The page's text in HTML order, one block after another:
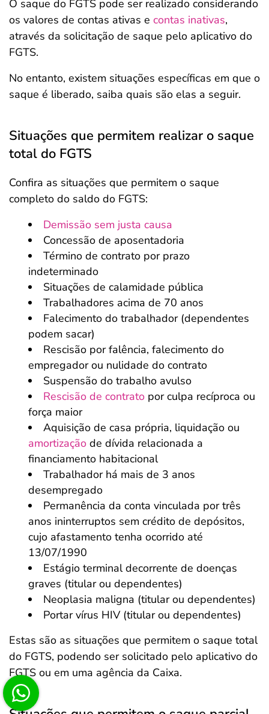
O saque do FGTS pode ser realizado considerando
os valores de contas ativas e contas inativas,
através da solicitação de saque pelo aplicativo do
FGTS.
No entanto, existem situações específicas em que o
saque é liberado, saiba quais são elas a seguir.
Situações que permitem realizar o saque
total do FGTS
Confira as situações que permitem o saque
completo do saldo do FGTS:
Demissão sem justa causa
Concessão de aposentadoria
Término de contrato por prazo
indeterminado
Situações de calamidade pública
Trabalhadores acima de 70 anos
Falecimento do trabalhador (dependentes
podem sacar)
Rescisão por falência, falecimento do
empregador ou nulidade do contrato
Suspensão do trabalho avulso
Rescisão de contrato por culpa recíproca ou
força maior
Aquisição de casa própria, liquidação ou
amortização de dívida relacionada a
financiamento habitacional
Trabalhador há mais de 3 anos
desempregado
Permanência da conta vinculada por três
anos ininterruptos sem crédito de depósitos,
cujo afastamento tenha ocorrido até
13/07/1990
Estágio terminal decorrente de doenças
graves (titular ou dependentes)
Neoplasia maligna (titular ou dependentes)
Portar vírus HIV (titular ou dependentes)
Estas são as situações que permitem o saque total
do FGTS, podendo ser solicitado pelo aplicativo do
FGTS ou em uma agência da Caixa.